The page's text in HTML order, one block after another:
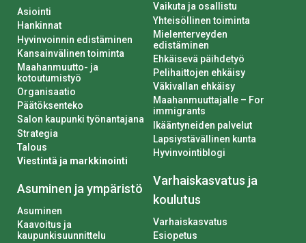
Asiointi
Hankinnat
Hyvinvoinnin edistäminen
Kansainvälinen toiminta
Maahanmuutto- ja
kotoutumistyö
Organisaatio
Päätöksenteko
Salon kaupunki työnantajana
Strategia
Talous
Viestintä ja markkinointi
Asuminen ja ympäristö
Asuminen
Kaavoitus ja
kaupunkisuunnittelu
Vaikuta ja osallistu
Yhteisöllinen toiminta
Mielenterveyden
edistäminen
Ehkäisevä päihdetyö
Pelihaittojen ehkäisy
Väkivallan ehkäisy
Maahanmuuttajalle – For
immigrants
Ikääntyneiden palvelut
Lapsiystävällinen kunta
Hyvinvointiblogi
Varhaiskasvatus ja
koulutus
Varhaiskasvatus
Esiopetus